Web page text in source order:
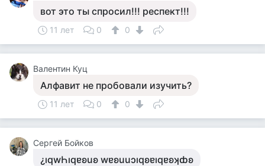
вот это ты спросил!!! респект!!!
11 лет 0 0
Валентин Куц
Алфавит не пробовали изучить?
11 лет 0 0
Сергей Бойков
¿ıqwҺıqɐʚuʚ wɐʚuuɔıqʚɐıqɐʚʞȸʚ